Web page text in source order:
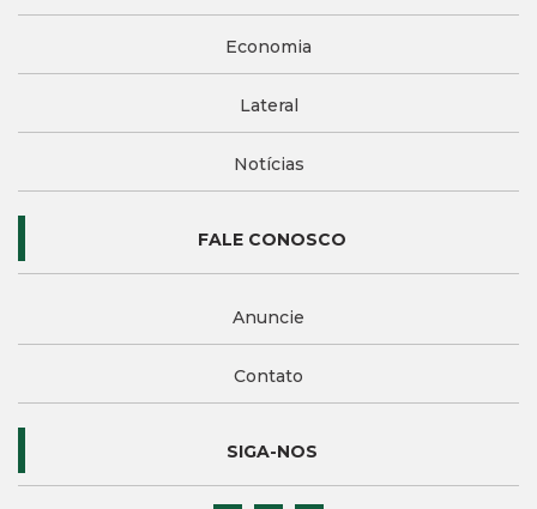
Economia
Lateral
Notícias
FALE CONOSCO
Anuncie
Contato
SIGA-NOS